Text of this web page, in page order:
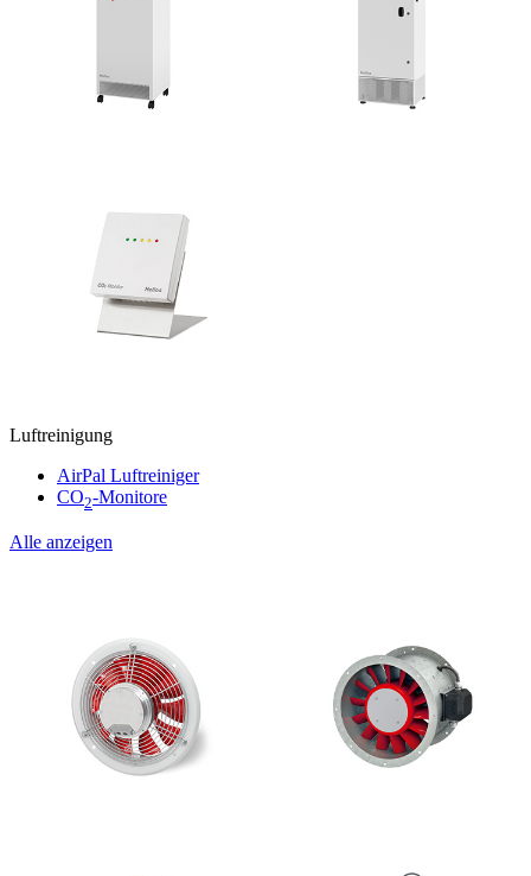
Luftreinigung
AirPal Luftreiniger
CO2-Monitore
Alle anzeigen